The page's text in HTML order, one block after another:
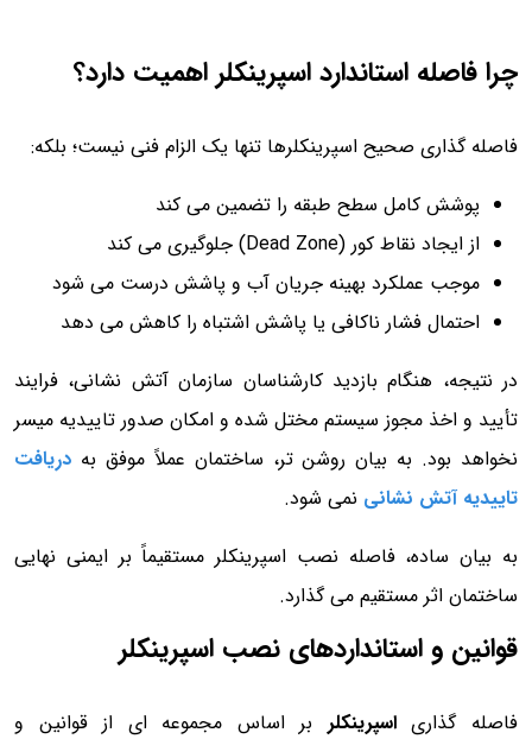
چرا فاصله استاندارد اسپرینکلر اهمیت دارد؟
فاصله گذاری صحیح اسپرینکلرها تنها یک الزام فنی نیست؛ بلکه:
پوشش کامل سطح طبقه را تضمین می کند
از ایجاد نقاط کور (Dead Zone) جلوگیری می کند
موجب عملکرد بهینه جریان آب و پاشش درست می شود
احتمال فشار ناکافی یا پاشش اشتباه را کاهش می دهد
در نتیجه، هنگام بازدید کارشناسان سازمان آتش نشانی، فرایند
تأیید و اخذ مجوز سیستم مختل شده و امکان صدور تاییدیه میسر
نخواهد بود. به بیان روشن تر، ساختمان عملاً موفق به دریافت
تاییدیه آتش نشانی نمی شود.
به بیان ساده، فاصله نصب اسپرینکلر مستقیماً بر ایمنی نهایی
ساختمان اثر مستقیم می گذارد.
قوانین و استانداردهای نصب اسپرینکلر
فاصله گذاریاسپرینکلر بر اساس مجموعه ای از قوانین و